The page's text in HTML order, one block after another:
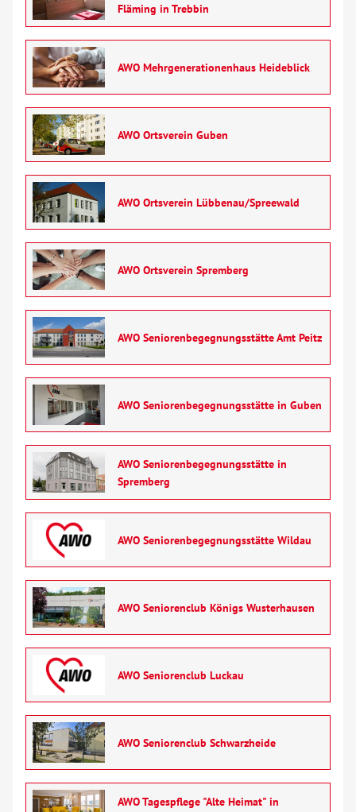
Fläming in Trebbin
AWO Mehrgenerationenhaus Heideblick
AWO Ortsverein Guben
AWO Ortsverein Lübbenau/Spreewald
AWO Ortsverein Spremberg
AWO Seniorenbegegnungsstätte Amt Peitz
AWO Seniorenbegegnungsstätte in Guben
AWO Seniorenbegegnungsstätte in
Spremberg
AWO Seniorenbegegnungsstätte Wildau
AWO Seniorenclub Königs Wusterhausen
AWO Seniorenclub Luckau
AWO Seniorenclub Schwarzheide
AWO Tagespflege "Alte Heimat" in